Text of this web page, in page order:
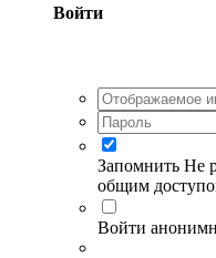
Войти
Запомнить Не
общим
Войти